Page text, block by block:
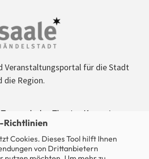
Veranstaltungsportal für die Stadt
die Region.
was los! - Theater, Konzerte,
Freizeit, Party - alle
Blick.
Richtlinien
Cookies. Dieses Tool hilft Ihnen
von Drittanbietern